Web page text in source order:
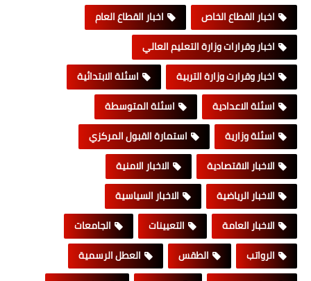
اخبار القطاع الخاص
اخبار القطاع العام
اخبار وقرارات وزارة التعليم العالي
اخبار وقرارت وزارة التربية
اسئلة الابتدائية
اسئلة الاعدادية
اسئلة المتوسطة
اسئلة وزارية
استمارة القبول المركزي
الاخبار الاقتصادية
الاخبار الامنية
الاخبار الرياضية
الاخبار السياسية
الاخبار العامة
التعيينات
الجامعات
الرواتب
الطقس
العطل الرسمية